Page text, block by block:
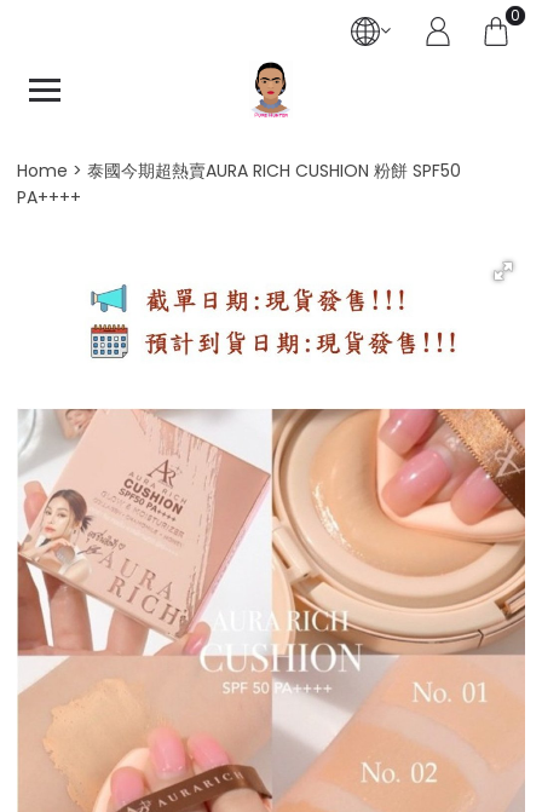
0
Home
泰國今期超熱賣AURA RICH CUSHION 粉餅 SPF50
PA++++